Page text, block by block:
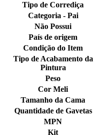
Tipo de Corrediça
Categoria - Pai
Não Possui
País de origem
Condição do Item
Tipo de Acabamento da
Pintura
Peso
Cor Meli
Tamanho da Cama
Quantidade de Gavetas
MPN
Kit